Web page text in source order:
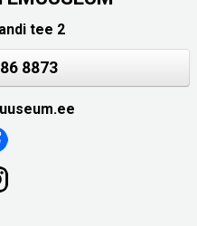
tee 2
8873